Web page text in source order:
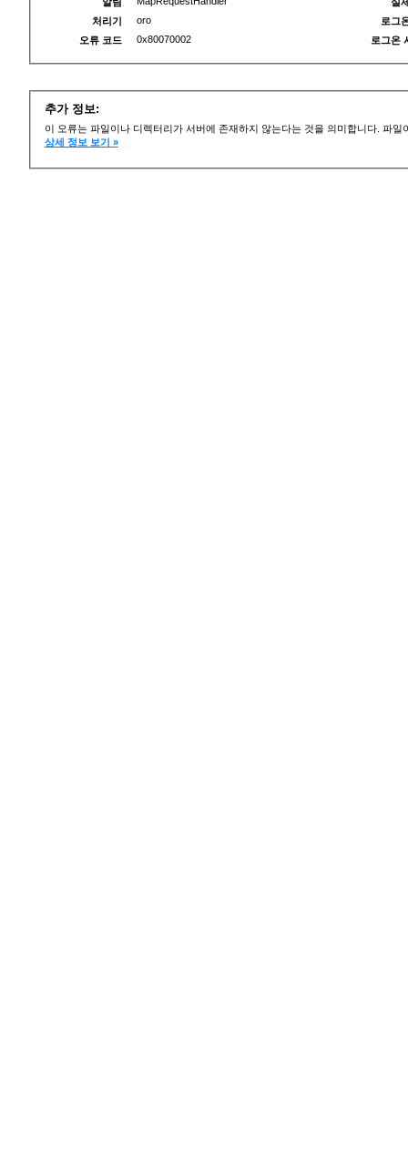
처리기
oro
오류 코드
0x80070002
로그
로그온
추가 정보:
이 오류는 파일이나 디렉터리가 서버에 존재하지 않는다는 것을 의미합니다. 파
상세 정보 보기 »